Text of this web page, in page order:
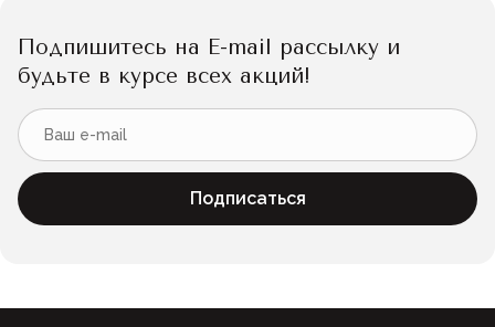
Подпишитесь на E-mail рассылку и
будьте в курсе всех акций!
Подписаться